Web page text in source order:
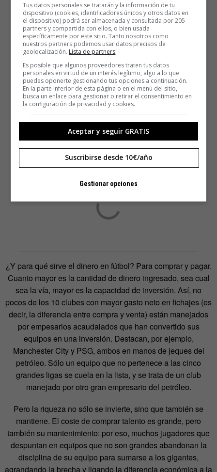
¿Y para qué sirve el dinero en fútbol? Para comprar y pagar.
Cuanto mayor es la cantidad de dinero ingresado, sea cual
sea la vía, mayor es la capacidad de inversión. Así, no
pocos de los 10 clubes con mayor gasto neto en fichajes (es
decir, la diferencia entre compra y venta) están manejados
por empesarios acaudalados que han convertido sus
equipos en una inversión. Destacan, por ejemplo,
Manchester City y PSG, ambos en manos de jeques del
petróleo. Sólo un equipo que no pertenece a las cinco
grandes ligas se cuela en la lista, y se trata de un club
manejado por otro gran empresario del petróleo.
Pero la riqueza no sólo se invierte, sino que también se
mantiene. El coste de comprar talento es grande, pero
también su mantenimiento: por eso, muchos jugadores que
despuntan en equipos que no son grandes abandonan la
disciplina de su equipo para sumarse a los gigantes,
agrandando la brecha y ligando la diferencia económica a la
Tus datos personales se tratarán y la información de tu
dispositivo (cookies, identificadores únicos y otros datos en
el dispositivo) podrá ser almacenada y consultada por 205
partners y compartida con ellos, o bien usada
específicamente por este sitio. Tanto nosotros como
nuestros partners podemos usar datos precisos de
geolocalización. Lista de partners.
Es posible que algunos proveedores traten tus datos
personales en virtud de un interés legítimo, algo a lo que
puedes oponerte gestionando tus opciones a continuación.
En la parte inferior de esta página o en el menú del sitio,
busca un enlace para gestionar o retirar el consentimiento en
la configuración de privacidad y cookies.
Aceptar y seguir GRATIS
Suscribirse desde 10€/año
Gestionar opciones